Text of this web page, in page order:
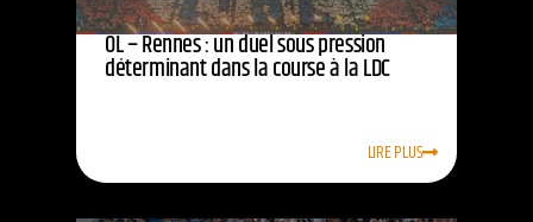
OL – Rennes : un duel sous pression
déterminant dans la course à la LDC
LIRE PLUS